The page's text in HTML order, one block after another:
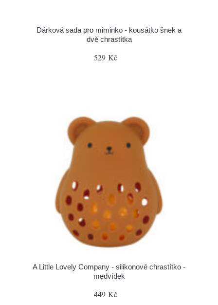
Dárková sada pro miminko - kousátko šnek a
dvě chrastítka
529 Kč
A Little Lovely Company - silikonové chrastítko -
medvídek
449 Kč